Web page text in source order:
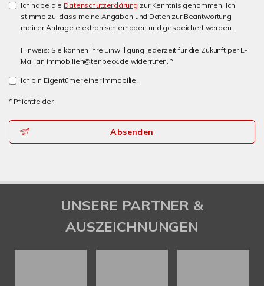
Ich habe die Datenschutzerklärung zur Kenntnis genommen. Ich
stimme zu, dass meine Angaben und Daten zur Beantwortung
meiner Anfrage elektronisch erhoben und gespeichert werden.
Hinweis: Sie können Ihre Einwilligung jederzeit für die Zukunft per E-
Mail an immobilien@tenbeck.de widerrufen. *
Ich bin Eigentümer einer Immobilie.
* Pflichtfelder
Absenden
UNSERE PARTNER &
AUSZEICHNUNGEN